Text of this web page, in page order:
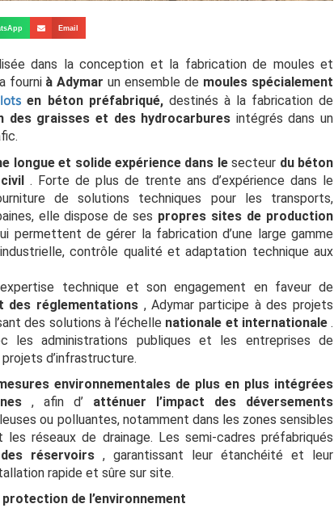
Email
dans la conception et la fabrication de moules et
fourni à Adymarun ensemble de moules spécialement
en béton préfabriqué,destinés à la fabrication de
des graisses et des hydrocarbures intégrés dans un
longue et solide expérience dans lesecteur du béton
. Forte de plus de trente ans d’expérience dans le
de solutions techniques pour les transports,
elle dispose de ses propres sites de production
permettent de gérer la fabrication d’une large gamme
contrôle qualité et adaptation technique aux
technique et son engagement en faveur de
des réglementations , Adymar participe à des projets
des solutions à l’échelle nationale et internationale .
les administrations publiques et les entreprises de
d’infrastructure.
environnementales de plus en plus intégrées
, afin d’ atténuer l’impact des déversements
ou polluantes, notamment dans les zones sensibles
réseaux de drainage. Les semi-cadres préfabriqués
réservoirs , garantissant leur étanchéité et leur
rapide et sûre sur site.
de l’environnement